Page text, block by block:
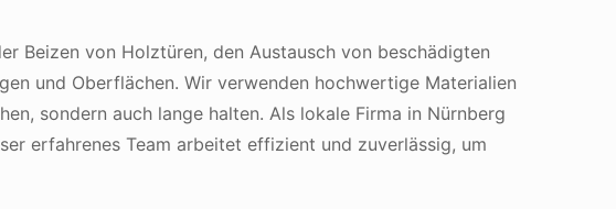
Beizen von Holztüren, den Austausch von beschädigten
und Oberflächen. Wir verwenden hochwertige Materialien
sondern auch lange halten. Als lokale Firma in Nürnberg
erfahrenes Team arbeitet effizient und zuverlässig, um